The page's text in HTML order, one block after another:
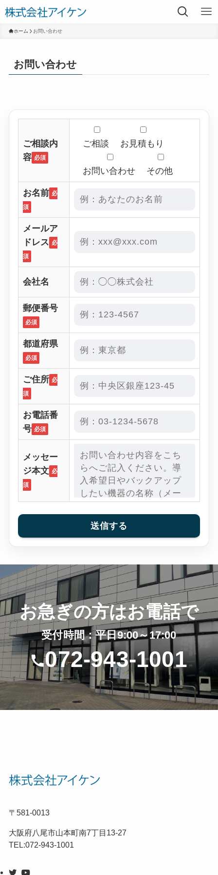
ホーム お問い合わせ
お問い合わせ
ご相談内
容 必須
ご相談 お見積もり
お問い合わせ その他
お名前 必
須
メールア
ドレス 必
須
会社名
郵便番号
必須
都道府県
必須
ご住所 必
須
お電話番
号 必須
メッセー
ジ本文 必
須
お急ぎの方はお電話で
受付時間：平日9:00～17:00
072-943-1001
〒581-0013
大阪府八尾市山本町南7丁目13-27
TEL:072-943-1001